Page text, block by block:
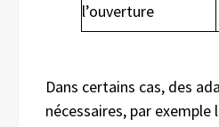
l’ouverture
Dans certains cas, des
nécessaires, par